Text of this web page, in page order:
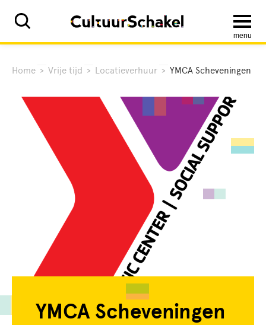
menu
Home > Vrije tijd > Locatieverhuur > YMCA Scheveningen
YMCA Scheveningen